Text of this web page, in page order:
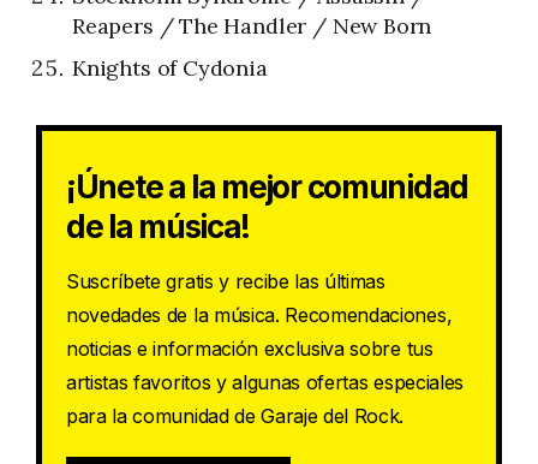
Reapers / The Handler / New Born
Knights of Cydonia
¡Únete a la mejor comunidad
de la música!
Suscríbete gratis y recibe las últimas
novedades de la música. Recomendaciones,
noticias e información exclusiva sobre tus
artistas favoritos y algunas ofertas especiales
para la comunidad de Garaje del Rock.